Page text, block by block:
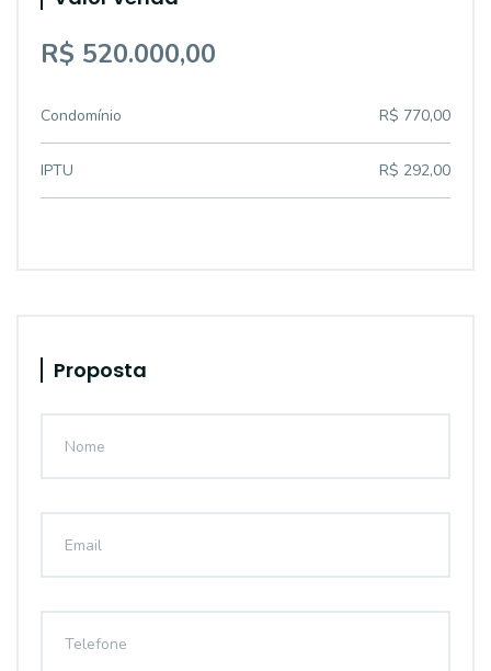
R$ 520.000,00
Condomínio R$ 770,00
IPTU R$ 292,00
Proposta